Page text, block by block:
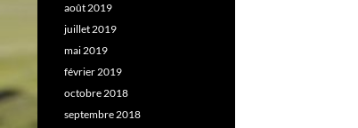
août 2019
juillet 2019
mai 2019
février 2019
octobre 2018
septembre 2018